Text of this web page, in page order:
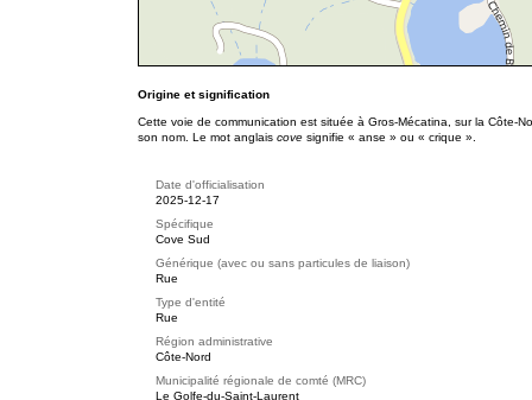
Origine et signification
Cette voie de communication est située à Gros-Mécatina, sur la Côte-
son nom. Le mot anglais cove signifie « anse » ou « crique ».
Date d'officialisation
2025-12-17
Spécifique
Cove Sud
Générique (avec ou sans particules de liaison)
Rue
Type d'entité
Rue
Région administrative
Côte-Nord
Municipalité régionale de comté (MRC)
Le Golfe-du-Saint-Laurent